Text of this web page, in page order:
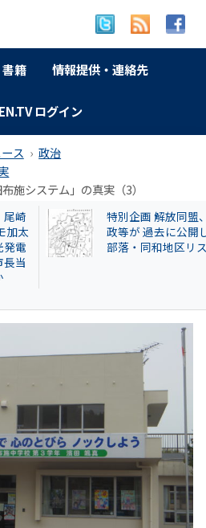
書籍 情報提供・連絡先
ログイン
ス
政治
施システム」の真実（3）
尾崎
加太
発電
当
特別企画 解放同盟
政等が 過去に公開
部落・同和地区リ